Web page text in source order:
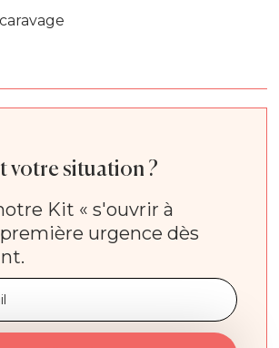
votre situation ?
Kit « s'ouvrir à
urgence dès